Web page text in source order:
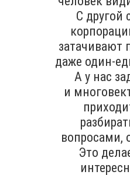
С другой
затачивают
даже один-
А у нас
и
вопросами,
Это